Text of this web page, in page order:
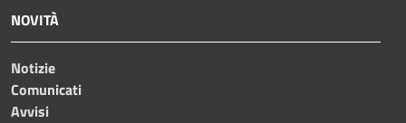
NOVITÀ
Notizie
Comunicati
Avvisi